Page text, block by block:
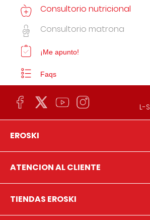
Consultorio nutricional
Consultorio matrona
¡Me apunto!
Faqs
L-
EROSKI
ATENCION AL CLIENTE
TIENDAS EROSKI